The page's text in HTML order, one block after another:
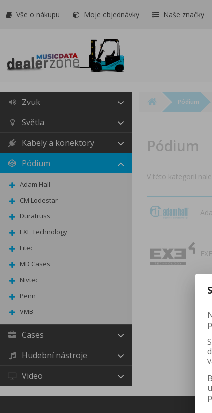
Vše o nákupu Moje objednávky Naše značky
Zvuk
Světla
Kabely a konektory
Pódium
Adam Hall
CM Lodestar
Duratruss
EXE Technology
Litec
MD Cases
Nivtec
Penn
VMB
Cases
Hudební nástroje
Video
Pódium
Pódium
V této kategorii